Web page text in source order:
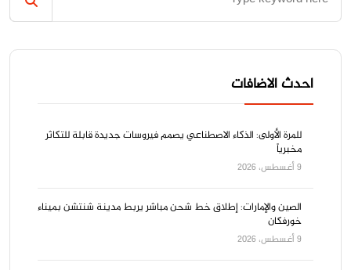
احدث الاضافات
للمرة الأولى: الذكاء الاصطناعي يصمم فيروسات جديدة قابلة للتكاثر
مخبرياً
9 أغسطس، 2026
الصين والإمارات: إطلاق خط شحن مباشر يربط مدينة شنتشن بميناء
خورفكان
9 أغسطس، 2026